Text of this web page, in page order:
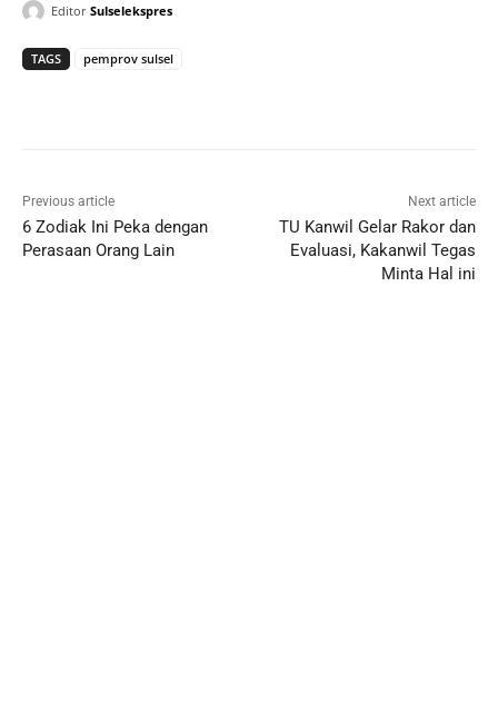
Editor Sulselekspres
TAGS pemprov sulsel
Previous article
6 Zodiak Ini Peka dengan
Perasaan Orang Lain
Next article
TU Kanwil Gelar Rakor dan
Evaluasi, Kakanwil Tegas
Minta Hal ini